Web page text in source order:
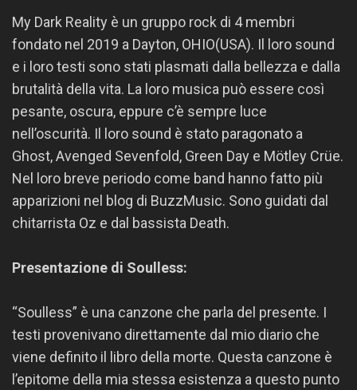
My Dark Reality è un gruppo rock di 4 membri
fondato nel 2019 a Dayton, OHIO(USA). Il loro sound
e i loro testi sono stati plasmati dalla bellezza e dalla
brutalità della vita. La loro musica può essere così
pesante, oscura, eppure c’è sempre luce
nell’oscurità. Il loro sound è stato paragonato a
Ghost, Avenged Sevenfold, Green Day e Mötley Crüe.
Nel loro breve periodo come band hanno fatto più
apparizioni nel blog di BuzzMusic. Sono guidati dal
chitarrista Oz e dal bassista Death.
Presentazione di Soulless:
“Soulless” è una canzone che parla del presente. I
testi provenivano direttamente dal mio diario che
viene definito il libro della morte. Questa canzone è
l’epitome della mia stessa esistenza a questo punto